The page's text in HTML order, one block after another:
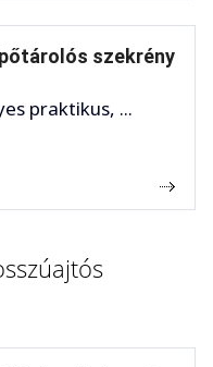
szekrény
praktikus, ...